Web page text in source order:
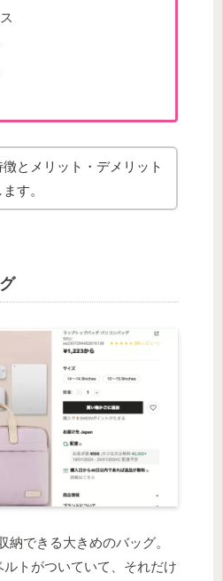
とメリット・デメリット
す。
納できる大きめのバッグ。
トがついていて、それだけ